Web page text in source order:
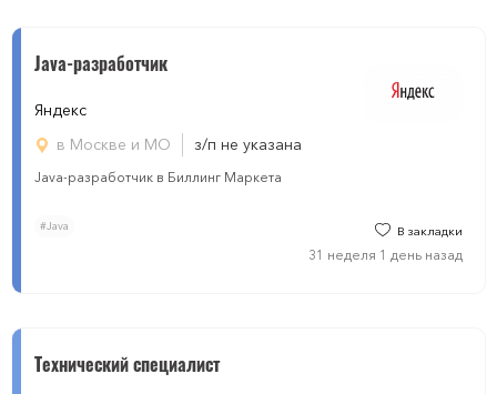
Java-разработчик
Яндекс
в Москве и МО
з/п не указана
Java-разработчик в Биллинг Маркета
#Java В закладки
31 неделя 1 день назад
Технический специалист